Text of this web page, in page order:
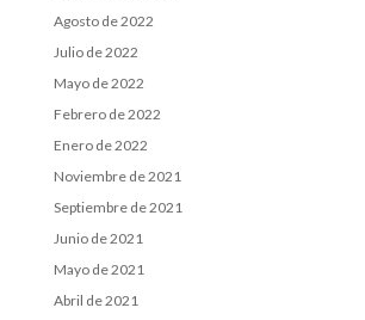
Agosto de 2022
Julio de 2022
Mayo de 2022
Febrero de 2022
Enero de 2022
Noviembre de 2021
Septiembre de 2021
Junio de 2021
Mayo de 2021
Abril de 2021